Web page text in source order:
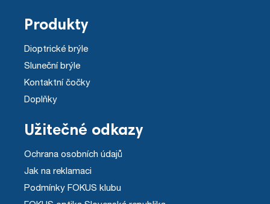
Produkty
Dioptrické brýle
Sluneční brýle
Kontaktní čočky
Doplňky
Užitečné odkazy
Ochrana osobních údajů
Jak na reklamaci
Podmínky FOKUS klubu